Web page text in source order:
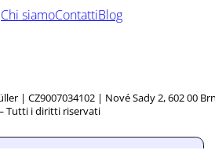
Chi siamoContattiBlog
| CZ9007034102 | Nové Sady 2, 602 00
Tutti i diritti riservati